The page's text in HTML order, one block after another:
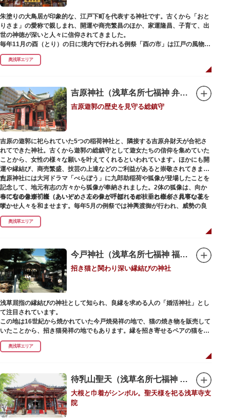
朱塗りの大鳥居が印象的な、江戸下町を代表する神社です。古くから「おと
りさま」の愛称で親しまれ、開運や商売繁昌のほか、家運隆昌、子育て、出
世の神徳が深いと人々に信仰されてきました。
毎年11月の酉（とり）の日に境内で行われる例祭「酉の市」は江戸の風物詩
として有名。福をかきこむと言われる熊手をはじめ八ツ頭芋、お多福の面な
ど、色とりどりの縁起物を買い求める人たちで賑わいます。樋口一葉の代表
なでる場所によって異なるご利益を授かるといわれる「なでおかめ」も人
気。ふっくらとした優しい顔立ちのおかめは「お多福」とも言われ、福が多
く幸せを招く女性の象徴という事から長年親しまれる縁起物です。
ご祭神としては天日鷲命（あめのひわしのみこと）と日本武尊（やまとたけ
るのみこと）の他、浅草名所七福神のひとつとしても知られ、寿老人が祀ら
れています。
奥浅草エリア
吉原神社（浅草名所七福神 弁財天）
吉原遊郭の歴史を見守る総鎮守
吉原の遊郭に祀られていた5つの稲荷神社と、隣接する吉原弁財天が合祀さ
れてできた神社。古くから遊郭の総鎮守として遊女たちの信仰を集めていた
ことから、女性の様々な願いを叶えてくれるといわれています。ほかにも開
運や縁結び、商売繁盛、技芸の上達などのご利益があると崇敬されてきまし
た。
春になると逢初桜（あいぞめさくら）と呼ばれるが枝垂れ桜が、見事な花を
咲かせ人々を和ませます。毎年5月の例祭では神輿渡御が行われ、威勢の良
い掛け声とともに各町は活気にあふれます。
吉原弁財天は浅草名所七福神の一社・弁財天にあたり、七福神に関する授与
吉原神社には大河ドラマ「べらぼう」に九郎助稲荷や狐像が登場したことを
記念して、地元有志の方々から狐像が奉納されました。2体の狐像は、向か
って右の像が「逢（あい）」、左の像が「初（そめ）」と命名されていま
す。
奥浅草エリア
今戸神社（浅草名所七福神 福禄寿）
招き猫と関わり深い縁結びの神社
浅草屈指の縁結びの神社として知られ、良縁を求める人の「婚活神社」とし
て注目されています。
この地は16世紀から焼かれていた今戸焼発祥の地で、猫の焼き物を販売して
いたことから、招き猫発祥の地でもあります。縁を招き寄せるペアの猫をモ
チーフにした絵馬や御朱印帳も人気です。
1063（康平6）年、時の奥羽鎮守府源頼朝・義家父子が祈願し鎌倉の鶴ヶ丘
末に活躍した新選組沖田総司の終焉の地の碑も佇んでいます。また、浅草名
所七福神の福禄寿が祀られており、七福神詣りの参拝客でも賑わうスポット
です。
奥浅草エリア
待乳山聖天（浅草名所七福神 毘沙門天）
大根と巾着がシンボル。聖天様を祀る浅草寺支
院